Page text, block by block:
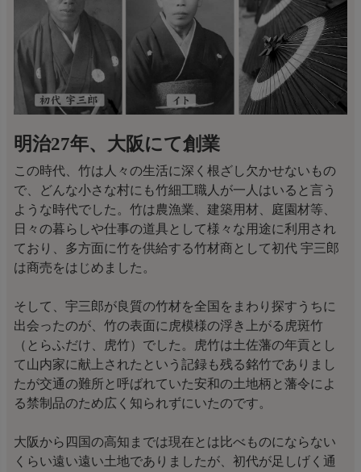
明治27年、大阪にて創業
この時代、竹は人々の生活に深く根ざし欠かせないもの
で、どんな小さな村にも竹細工職人が一人はいると言う
ような時代でした。竹は農漁業、建築用材、庭園材等、
日々の暮らしや仕事の道具として様々な用途に利用され
ており、多方面に竹を供給する竹材商として初代 宇三郎
は商売をはじめました。
そして、宇三郎が良質の竹材を全国をまわり探すうちに
出会ったのが、竹の表面に虎模様の浮き上がる虎斑竹
（とらふだけ、虎竹）でした。虎竹は土佐藩の年貢とし
て山内家に献上されたという記録も残る銘竹でありまし
たが交通の難所と呼ばれていた安和の土地柄と藩令によ
る禁制品のため広く知られずにいたのです。
大阪から四国の高知までは現在とは比べものにならない
くらい遠い遠い土地でありましたが、初代が足しげく通